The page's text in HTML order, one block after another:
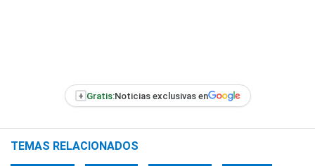
+ Gratis:Noticias exclusivas en
TEMAS RELACIONADOS